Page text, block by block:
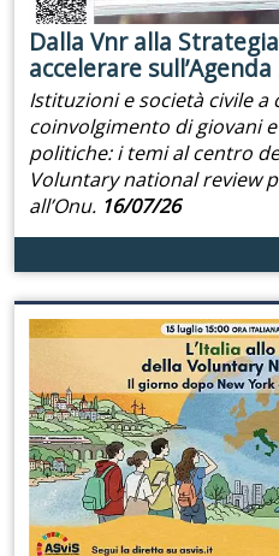
Dalla Vnr alla
accelerare
Istituzioni e società civile
coinvolgimento di giovani
politiche: i temi al centro
Voluntary national review
all’Onu. 16/07/26